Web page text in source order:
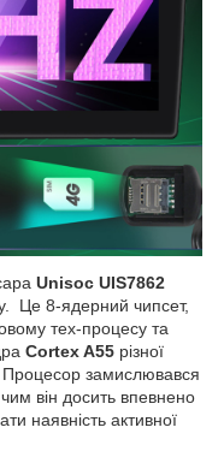
Unisoc UIS7862
Це 8-ядерний чипсет,
тех-процесу та
Cortex A55 різної
Процесор замислювався
він досить впевнено
наявність активної